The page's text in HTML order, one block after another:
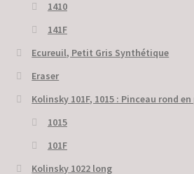
1410
141F
Ecureuil, Petit Gris Synthétique
Eraser
Kolinsky 101F, 1015 : Pinceau rond
1015
101F
Kolinsky 1022 long